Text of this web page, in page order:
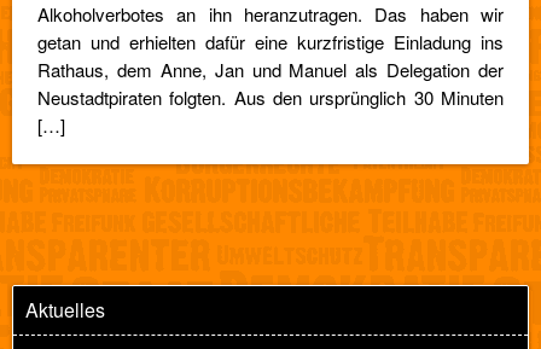
Alkoholverbotes an ihn heranzutragen. Das haben wir
getan und erhielten dafür eine kurzfristige Einladung ins
Rathaus, dem Anne, Jan und Manuel als Delegation der
Neustadtpiraten folgten. Aus den ursprünglich 30 Minuten
[…]
Aktuelles